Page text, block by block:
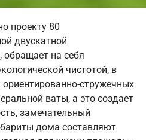
проекту 80
двускатной
на себя
чистотой, в
стружечных
ваты, а это создает
замечательный
дома составляют